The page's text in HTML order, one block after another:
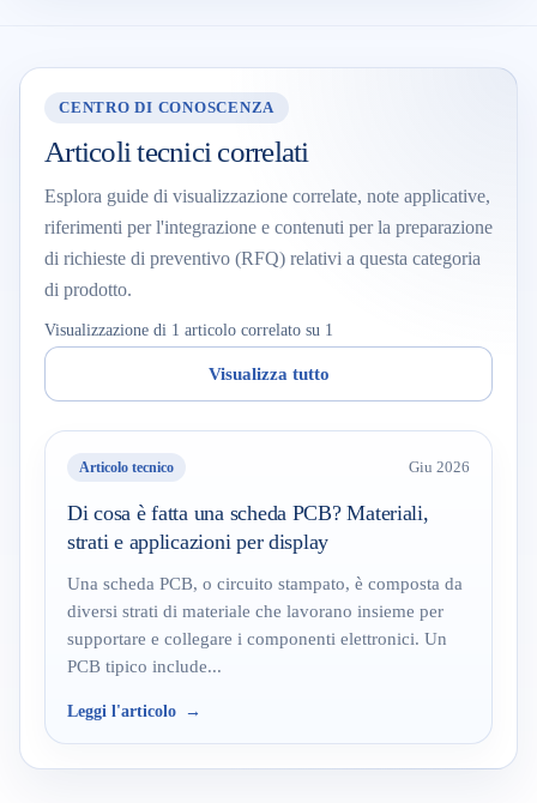
CENTRO DI CONOSCENZA
Articoli tecnici correlati
Esplora guide di visualizzazione correlate, note applicative,
riferimenti per l'integrazione e contenuti per la preparazione
di richieste di preventivo (RFQ) relativi a questa categoria
di prodotto.
Visualizzazione di 1 articolo correlato su 1
Visualizza tutto
Articolo tecnico Giu 2026
Di cosa è fatta una scheda PCB? Materiali,
strati e applicazioni per display
Una scheda PCB, o circuito stampato, è composta da
diversi strati di materiale che lavorano insieme per
supportare e collegare i componenti elettronici. Un
PCB tipico include...
Leggi l'articolo